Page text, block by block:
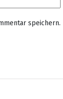
speichern.